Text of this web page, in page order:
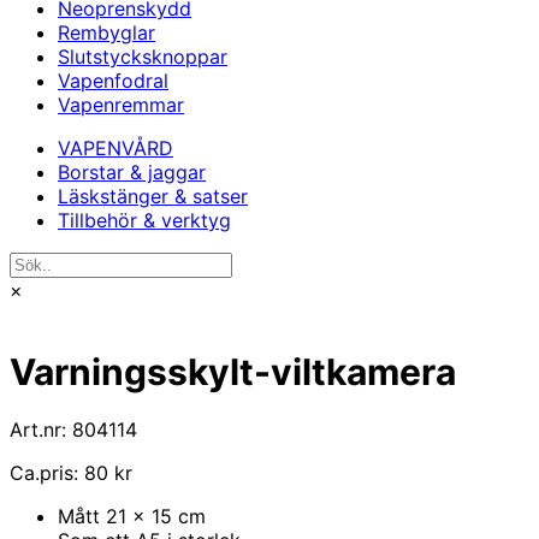
Neoprenskydd
Rembyglar
Slutstycksknoppar
Vapenfodral
Vapenremmar
VAPENVÅRD
Borstar & jaggar
Läskstänger & satser
Tillbehör & verktyg
×
Varningsskylt-viltkamera
Art.nr: 804114
Ca.pris: 80 kr
Mått 21 x 15 cm